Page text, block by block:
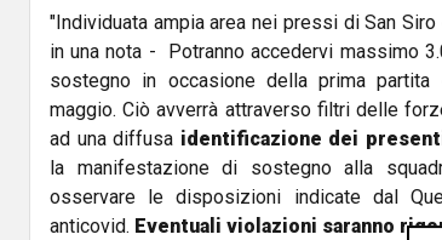
"Individuata ampia area nei pressi di San
in una nota - Potranno accedervi massimo
sostegno in occasione della prima
maggio. Ciò avverrà attraverso filtri delle
ad una diffusa identificazione dei
la manifestazione di sostegno alla
osservare le disposizioni indicate dal
anticovid. Eventuali violazioni saranno